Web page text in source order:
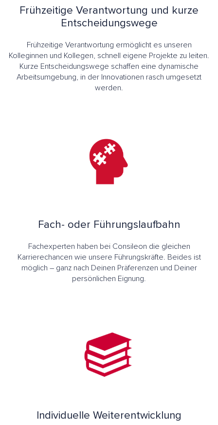
Frühzeitige Verantwortung und kurze
Entscheidungswege
Frühzeitige Verantwortung ermöglicht es unseren
Kolleginnen und Kollegen, schnell eigene Projekte zu leiten.
Kurze Entscheidungswege schaffen eine dynamische
Arbeitsumgebung, in der Innovationen rasch umgesetzt
werden.
Fach- oder Führungslaufbahn
Fachexperten haben bei Consileon die gleichen
Karrierechancen wie unsere Führungskräfte. Beides ist
möglich – ganz nach Deinen Präferenzen und Deiner
persönlichen Eignung.
Individuelle Weiterentwicklung